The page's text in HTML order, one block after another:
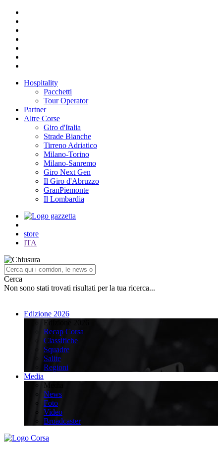
Hospitality
Pacchetti
Tour Operator
Partner
Altre Corse
Giro d'Italia
Strade Bianche
Tirreno Adriatico
Milano-Torino
Milano-Sanremo
Giro Next Gen
Il Giro d'Abruzzo
GranPiemonte
Il Lombardia
store
ITA
Cerca
Non sono stati trovati risultati per la tua ricerca...
Edizione 2026
Edizione 2026
Recap Corsa
Classifiche
Squadre
Salite
Regioni
Media
Media
News
Foto
Video
Broadcaster